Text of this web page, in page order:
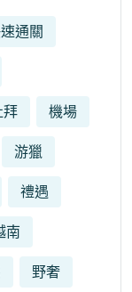
通關
拜 機場
游獵
禮遇
南
野奢